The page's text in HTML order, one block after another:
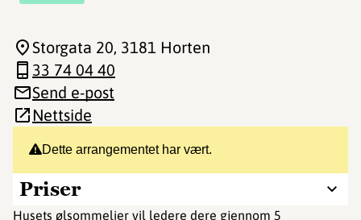
Dette arrangementet har vært.
Priser
Husets ølsommelier vil ledere dere gjennom 5
Storgata 20, 3181 Horten
33 74 04 40
Send e-post
Nettside